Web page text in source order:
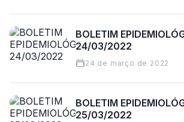
BOLETIM
24/03/2022
24 de março de 2022
BOLETIM
25/03/2022